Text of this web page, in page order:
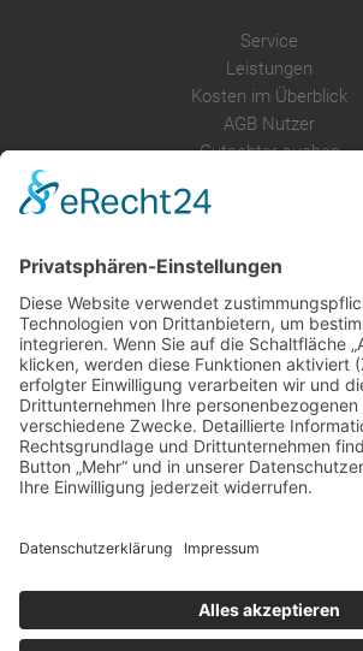
Service
Leistungen
Kosten im Überblick
AGB Nutzer
Gutachter suchen
Anfrage
Presse
Partner: Der DGuSV
als Gutachter eintragen
Infos für Suchende